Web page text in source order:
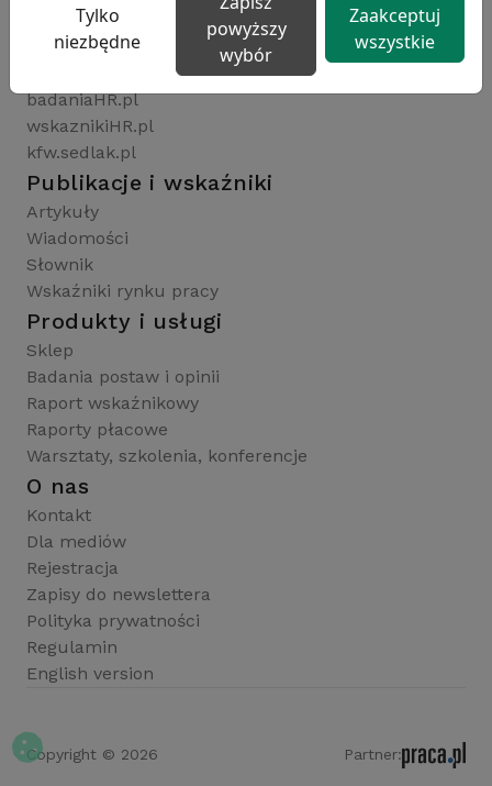
sedlak.pl
wynagrodzenia.pl
raportyplacowe.pl
badaniaHR.pl
wskaznikiHR.pl
kfw.sedlak.pl
Publikacje i wskaźniki
Artykuły
Wiadomości
Słownik
Wskaźniki rynku pracy
Produkty i usługi
Sklep
Badania postaw i opinii
Raport wskaźnikowy
Raporty płacowe
Warsztaty, szkolenia, konferencje
O nas
Kontakt
Dla mediów
Rejestracja
Zapisy do newslettera
Polityka prywatności
Regulamin
English version
Copyright © 2026 Partner:
Tylko
niezbędne
powyższy
wybór
Zaakceptuj
wszystkie